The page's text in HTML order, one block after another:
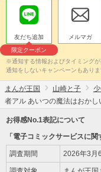
友だち追加
限定クーポン
メルマガ
※通知する情報およびタイミング
通知をしないキャンペーンもありま
まんが王国 山崎と子
者アル あいつの魔法はおかし
お得感No.1表記について
「電子コミックサービスに関
調査期間 2026年3月